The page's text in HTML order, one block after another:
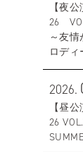
【夜
26
～友
ロディ
2026.
【昼
26